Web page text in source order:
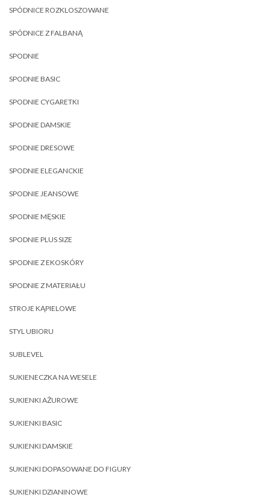
SPÓDNICE ROZKLOSZOWANE
SPÓDNICE Z FALBANĄ
SPODNIE
SPODNIE BASIC
SPODNIE CYGARETKI
SPODNIE DAMSKIE
SPODNIE DRESOWE
SPODNIE ELEGANCKIE
SPODNIE JEANSOWE
SPODNIE MĘSKIE
SPODNIE PLUS SIZE
SPODNIE Z EKOSKÓRY
SPODNIE Z MATERIAŁU
STROJE KĄPIELOWE
STYL UBIORU
SUBLEVEL
SUKIENECZKA NA WESELE
SUKIENKI AŻUROWE
SUKIENKI BASIC
SUKIENKI DAMSKIE
SUKIENKI DOPASOWANE DO FIGURY
SUKIENKI DZIANINOWE